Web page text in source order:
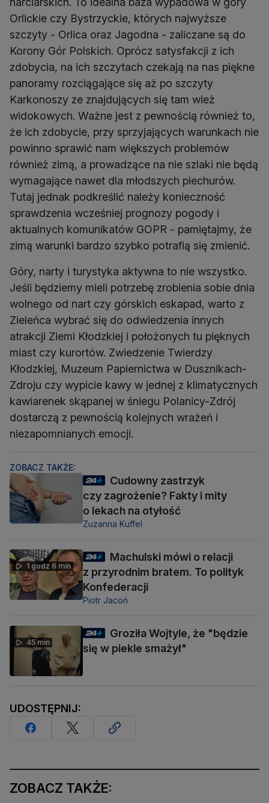
Orlickie czy Bystrzyckie, których najwyższe
szczyty - Orlica oraz Jagodna - zaliczane są do
Korony Gór Polskich. Oprócz satysfakcji z ich
zdobycia, na ich szczytach czekają na nas piękne
panoramy rozciągające się aż po szczyty
Karkonoszy ze znajdujących się tam wież
widokowych. Ważne jest z pewnością również to,
że ich zdobycie, przy sprzyjających warunkach nie
powinno sprawić nam większych problemów
również zimą, a prowadzące na nie szlaki nie będą
wymagające nawet dla młodszych piechurów.
Tutaj jednak podkreślić należy konieczność
sprawdzenia wcześniej prognozy pogody i
aktualnych komunikatów GOPR - pamiętajmy, że
zimą warunki bardzo szybko potrafią się zmienić.
Góry, narty i turystyka aktywna to nie wszystko.
Jeśli będziemy mieli potrzebę zrobienia sobie dnia
wolnego od nart czy górskich eskapad, warto z
Zieleńca wybrać się do odwiedzenia innych
atrakcji Ziemi Kłodzkiej i położonych tu pięknych
miast czy kurortów. Zwiedzenie Twierdzy
Kłodzkiej, Muzeum Papiernictwa w Dusznikach-
Zdroju czy wypicie kawy w jednej z klimatycznych
kawiarenek skąpanej w śniegu Polanicy-Zdrój
dostarczą z pewnością kolejnych wrażeń i
niezapomnianych emocji.
ZOBACZ TAKŻE:
Cudowny zastrzyk
czy zagrożenie? Fakty i mity
o lekach na otyłość
Zuzanna Kuffel
1 godz 6 min
Machulski mówi o relacji
z przyrodnim bratem. To polityk
Konfederacji
Piotr Jacoń
45 min
Groziła Wojtyle, że "będzie
się w piekle smażył"
UDOSTĘPNIJ:
ZOBACZ TAKŻE: